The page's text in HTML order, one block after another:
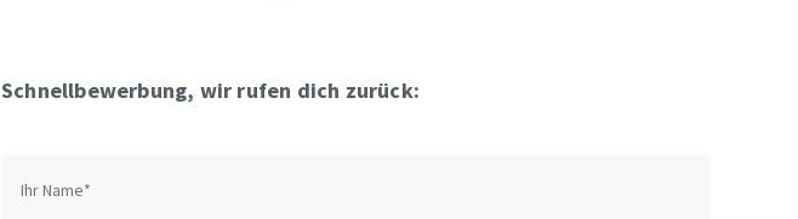
Schnellbewerbung, wir rufen dich zurück: